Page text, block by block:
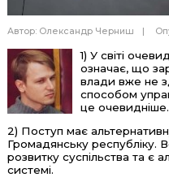
Автор: Олександр Черниш
1) У світі
означає, що
влади вже не
способом
це очевидніше.
2) Поступ має
Громадянську республіку.
розвитку суспільства та є
системі.